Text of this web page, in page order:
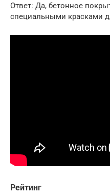
Ответ: Да, бетонное
специальными красками
Рейтинг